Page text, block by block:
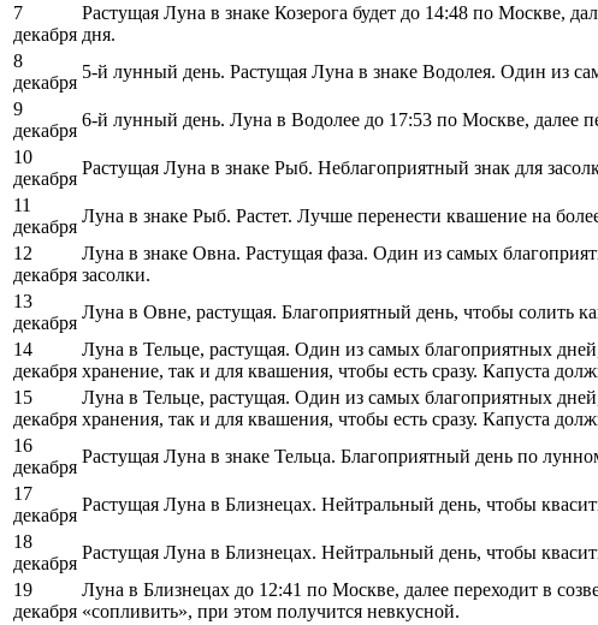
7
декабря
Растущая Луна в знаке Козерога будет до 14:48 по Москве,
дня.
8
декабря
5-й лунный день. Растущая Луна в знаке Водолея. Один из
9
декабря
6-й лунный день. Луна в Водолее до 17:53 по Москве, далее
10
декабря
Растущая Луна в знаке Рыб. Неблагоприятный знак для
11
декабря
Луна в знаке Рыб. Растет. Лучше перенести квашение на
12
декабря
Луна в знаке Овна. Растущая фаза. Один из самых
засолки.
13
декабря
Луна в Овне, растущая. Благоприятный день, чтобы солить
14
декабря
Луна в Тельце, растущая. Один из самых благоприятных
хранение, так и для квашения, чтобы есть сразу. Капуста
15
декабря
Луна в Тельце, растущая. Один из самых благоприятных
хранения, так и для квашения, чтобы есть сразу. Капуста
16
декабря
Растущая Луна в знаке Тельца. Благоприятный день по
17
декабря
Растущая Луна в Близнецах. Нейтральный день, чтобы
18
декабря
Растущая Луна в Близнецах. Нейтральный день, чтобы
19
декабря
Луна в Близнецах до 12:41 по Москве, далее переходит в
«сопливить», при этом получится невкусной.